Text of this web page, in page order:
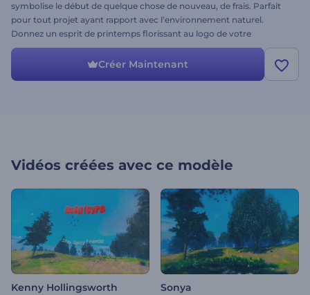
symbolise le début de quelque chose de nouveau, de frais. Parfait
pour tout projet ayant rapport avec l’environnement naturel.
Donnez un esprit de printemps florissant au logo de votre
entreprise. Essayez dès aujourd’hui !
Créer Maintenant
Vidéos créées avec ce modèle
Kenny Hollingsworth Sonya